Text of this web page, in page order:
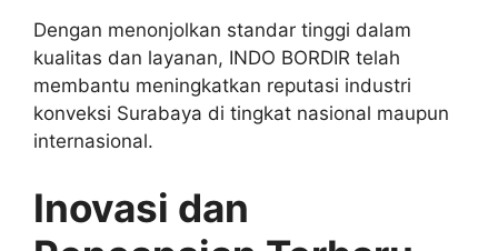
Dengan menonjolkan standar tinggi dalam
kualitas dan layanan, INDO BORDIR telah
membantu meningkatkan reputasi industri
konveksi Surabaya di tingkat nasional maupun
internasional.
Inovasi dan